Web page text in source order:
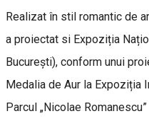
Realizat în stil romantic de
a proiectat si Expoziția
București), conform unui
Medalia de Aur la Expoziția
Parcul „Nicolae